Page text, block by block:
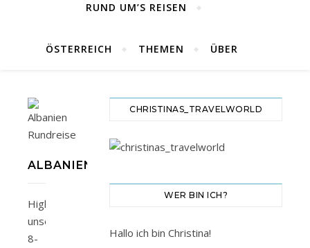
RUND UM’S REISEN
ÖSTERREICH THEMEN ÜBER
ALBANIEN
Highlights
unseres
8-
CHRISTINAS_TRAVELWORLD
WER BIN ICH?
Hallo ich bin Christina!